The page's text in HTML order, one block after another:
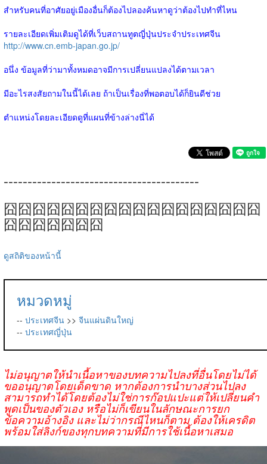
สำหรับคนที่อาศัยอยู่เมืองอื่นก็ต้องไปลองค้นหาดูว่าต้องไปทำที่ไหน
รายละเอียดเพิ่มเติมดูได้ที่เว็บสถานทูตญี่ปุ่นประจำประเทศจีน
http://www.cn.emb-japan.go.jp/
อนึ่ง ข้อมูลที่ว่ามาทั้งหมดอาจมีการเปลี่ยนแปลงได้ตามเวลา
มีอะไรสงสัยถามในนี้ได้เลย ถ้าเป็นเรื่องที่พอตอบได้ก็ยินดีช่วย
ตำแหน่งโดยละเอียดดูที่แผนที่ข้างล่างนี่ได้
-----------------------------------------
囧囧囧囧囧囧囧囧囧囧囧囧囧囧囧囧囧囧
囧囧囧囧囧囧囧
ดูสถิติของหน้านี้
หมวดหมู่
-- ประเทศจีน >> จีนแผ่นดินใหญ่
-- ประเทศญี่ปุ่น
ไม่อนุญาตให้นำเนื้อหาของบทความไปลงที่อื่นโดยไม่ได้
ขออนุญาตโดยเด็ดขาด หากต้องการนำบางส่วนไปลง
สามารถทำได้โดยต้องไม่ใช่การก๊อปแปะแต่ให้เปลี่ยนคำ
พูดเป็นของตัวเอง หรือไม่ก็เขียนในลักษณะการยก
ข้อความอ้างอิง และไม่ว่ากรณีไหนก็ตาม ต้องให้เครดิต
พร้อมใส่ลิงก์ของทุกบทความที่มีการใช้เนื้อหาเสมอ